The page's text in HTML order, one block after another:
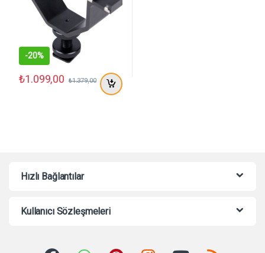
-20%
₺1.099,00 ₺1.379,00
Hızlı Bağlantılar
Kullanıcı Sözleşmeleri